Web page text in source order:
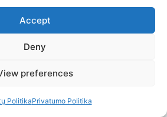
Accept
Deny
preferences
PolitikaPrivatumo Politika
šiam tikslui pasiekti.
klausimai apie
pirties